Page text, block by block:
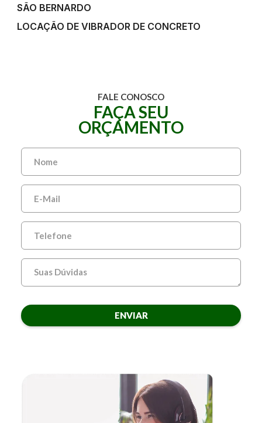
SÃO BERNARDO
LOCAÇÃO DE VIBRADOR DE CONCRETO
FALE CONOSCO
FAÇA SEU
ORÇAMENTO
ENVIAR